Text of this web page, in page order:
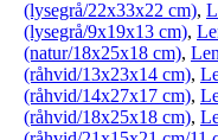
(lysegrå/22x33x22 cm),
(lysegrå/9x19x13 cm),
(natur/18x25x18 cm),
(råhvid/13x23x14 cm),
(råhvid/14x27x17 cm),
(råhvid/18x25x18 cm),